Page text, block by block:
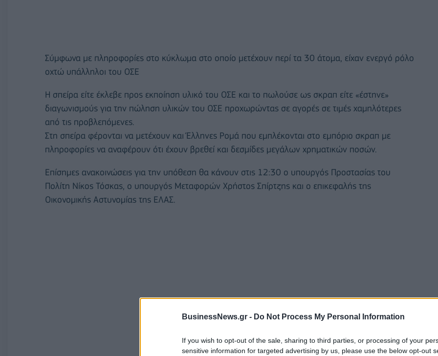
BusinessNews.gr - Do Not Process My Personal Information
If you wish to opt-out of the sale, sharing to third parties, or processing of your
sensitive information for targeted advertising by us, please use the below opt-out
Σύμφωνα με πληροφορίες στο κύκλωμα στο οποίο μετέχουν περί τα 30 άτομα, είχαν ενεργό ρόλο
οχτώ υπάλληλοι του ΟΣΕ
Η σπείρα είτε έκλεβε προς εκποίηση υλικό του ΟΣΕ και το πωλούσε ως σκραπ είτε «έστηνε»
διαγωνισμούς για την πώληση υλικών του ΟΣΕ προχωρώντας σε αγορές σε τιμές χαμηλότερες
από τις προβλεπόμενες.
Στη σπείρα φέρονται να μετέχουν και Έλληνες Ρομά που εμπλέκονται στο εμπόριο σκραπ με
πληροφορίες να αναφέρουν ότι έχουν βρεθεί και δεσμίδες μεγάλων χρηματικών ποσών.
Επίσημες ανακοινώσεις για την υπόθεση θα κάνουν στις 12:30 ο υπουργός Προστασίας του
Πολίτη Νίκος Τόσκας, ο υπουργός Μεταφορών Χρήστος Σπίρτζης και ο επικεφαλής της
Οικονομικής Αστυνομίας της ΕΛΑΣ.